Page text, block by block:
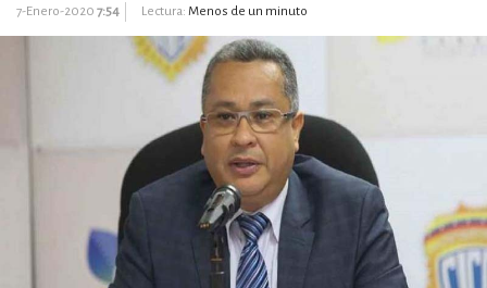
7-Enero-2020 7:54 Lectura: Menos de un minuto